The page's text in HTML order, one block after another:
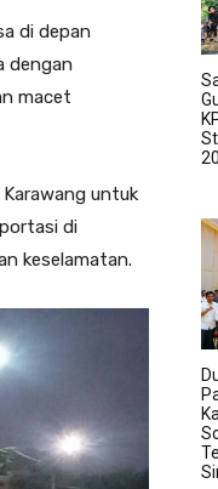
di depan
dengan
macet
untuk
di
keselamatan.